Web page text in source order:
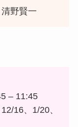
野賢一
– 11:45
、1/20、